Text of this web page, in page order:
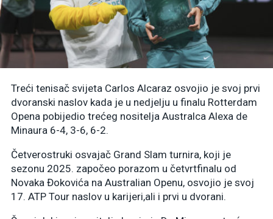
Treći tenisač svijeta Carlos Alcaraz osvojio je svoj prvi
dvoranski naslov kada je u nedjelju u finalu Rotterdam
Opena pobijedio trećeg nositelja Australca Alexa de
Minaura 6-4, 3-6, 6-2.
Četverostruki osvajač Grand Slam turnira, koji je
sezonu 2025. započeo porazom u četvrtfinalu od
Novaka Đokovića na Australian Openu, osvojio je svoj
17. ATP Tour naslov u karijeri,ali i prvi u dvorani.